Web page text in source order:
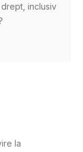
inclusiv
la